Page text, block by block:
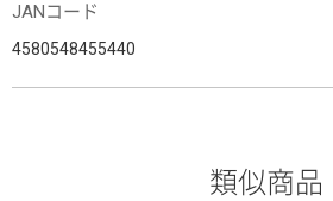
JANコード
4580548455440
類似商品